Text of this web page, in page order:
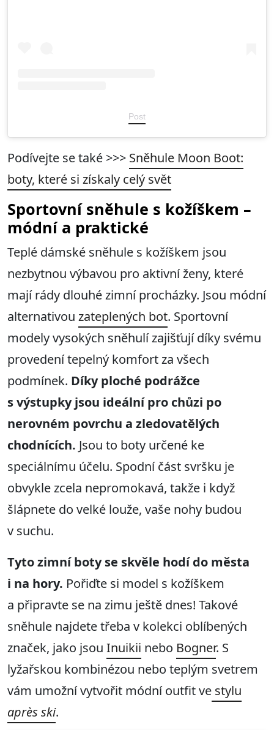
Post
Podívejte se také >>> Sněhule Moon Boot:
boty, které si získaly celý svět
Sportovní sněhule s kožíškem –
módní a praktické
Teplé dámské sněhule s kožíškem jsou
nezbytnou výbavou pro aktivní ženy, které
mají rády dlouhé zimní procházky. Jsou módní
alternativou zateplených bot. Sportovní
modely vysokých sněhulí zajišťují díky svému
provedení tepelný komfort za všech
podmínek. Díky ploché podrážce
s výstupky jsou ideální pro chůzi po
nerovném povrchu a zledovatělých
chodnících. Jsou to boty určené ke
speciálnímu účelu. Spodní část svršku je
obvykle zcela nepromokavá, takže i když
šlápnete do velké louže, vaše nohy budou
v suchu.
Tyto zimní boty se skvěle hodí do města
i na hory. Pořiďte si model s kožíškem
a připravte se na zimu ještě dnes! Takové
sněhule najdete třeba v kolekci oblíbených
značek, jako jsou Inuikii nebo Bogner. S
lyžařskou kombinézou nebo teplým svetrem
vám umožní vytvořit módní outfit ve stylu
après ski.